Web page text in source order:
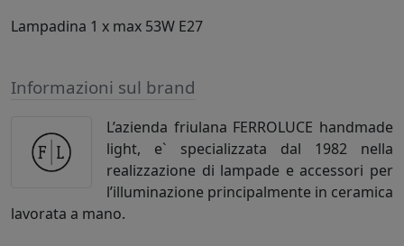
Lampadina 1 x max 53W E27
Informazioni sul brand
L’azienda friulana FERROLUCE handmade
light, e` specializzata dal 1982 nella
realizzazione di lampade e accessori per
l’illuminazione principalmente in ceramica
lavorata a mano.